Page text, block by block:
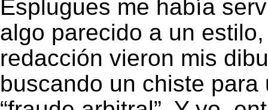
Esplugues me había
algo parecido a un
redacción vieron mis
buscando un chiste